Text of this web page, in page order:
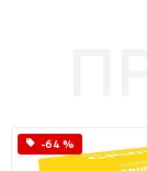
-64 %